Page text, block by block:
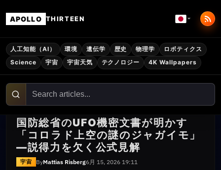
APOLLO THIRTEEN
人工知能（AI） 環境 遺伝学 歴史 物理学
ロボティクス
Science
宇宙 宇宙天気 テクノロジー 4K Wallpapers
国防総省のUFO機密文書が明かす
「コロラド上空の謎のジャガイモ」
―説得力を欠く公式見解
宇宙 ByMattias Risberg6月 15, 2026 19:11